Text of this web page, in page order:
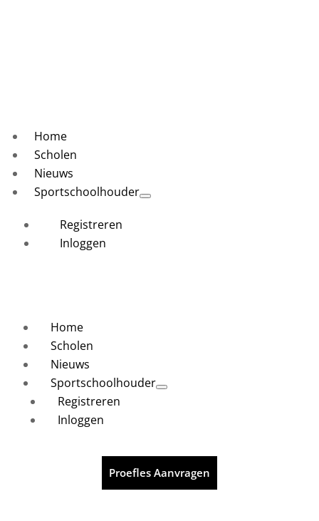
Home
Scholen
Nieuws
Sportschoolhouder
Registreren
Inloggen
Home
Scholen
Nieuws
Sportschoolhouder
Registreren
Inloggen
Proefles Aanvragen